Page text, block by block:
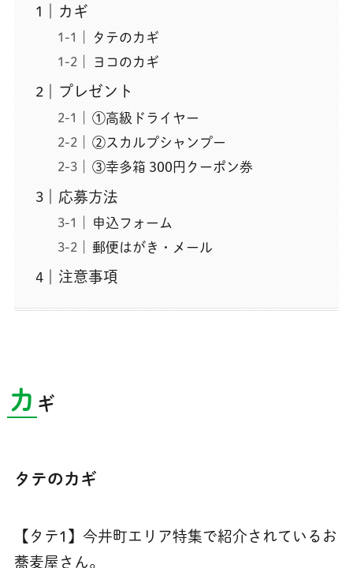
カギ
タテのカギ
ヨコのカギ
プレゼント
①高級ドライヤー
②スカルプシャンプー
③幸多箱 300円クーポン券
応募方法
申込フォーム
郵便はがき・メール
注意事項
カ ギ
タテのカギ
【タテ1】今井町エリア特集で紹介されているお
蕎麦屋さん。